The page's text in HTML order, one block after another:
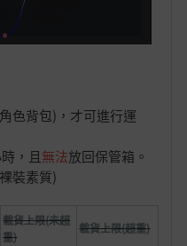
色背包)，才可進行運
，且無法放回保管箱。
裝素質)
載貨上限(未超
重)
載貨上限(超重)